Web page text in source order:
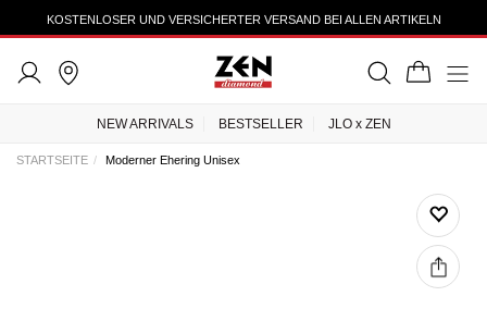
KOSTENLOSER UND VERSICHERTER VERSAND BEI ALLEN ARTIKELN
NEW ARRIVALS BESTSELLER JLO x ZEN
STARTSEITE Moderner Ehering Unisex